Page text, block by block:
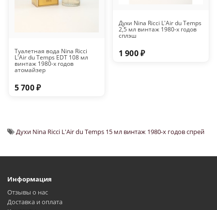
Туалетная вода Nina Ricci
L'Air du Temps EDT 108 мл
винтаж 1980-х годов
атомайзер
5 700 ₽
Духи Nina Ricci L'Air du Temps
2,5 мл винтаж 1980-х годов
сплэш
1 900 ₽
Духи Nina Ricci L'Air du Temps 15 мл винтаж 1980-х годов спрей
Информация
Отзывы о нас
Доставка и оплата